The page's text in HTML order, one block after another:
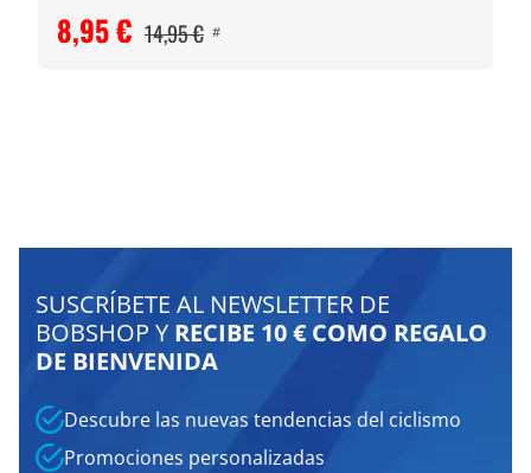
8,95 € 14,95 € #
SUSCRÍBETE AL NEWSLETTER DE
BOBSHOP Y RECIBE 10 € COMO REGALO
DE BIENVENIDA
Descubre las nuevas tendencias del ciclismo
Promociones personalizadas